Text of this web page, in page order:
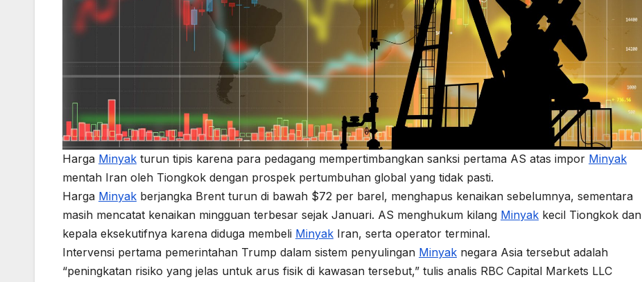
Harga Minyak turun tipis karena para pedagang mempertimbangkan sanksi pertama AS atas impor Minyak
mentah Iran oleh Tiongkok dengan prospek pertumbuhan global yang tidak pasti.
Harga Minyak berjangka Brent turun di bawah $72 per barel, menghapus kenaikan sebelumnya, sementara
masih mencatat kenaikan mingguan terbesar sejak Januari. AS menghukum kilang Minyak kecil Tiongkok dan
kepala eksekutifnya karena diduga membeli Minyak Iran, serta operator terminal.
Intervensi pertama pemerintahan Trump dalam sistem penyulingan Minyak negara Asia tersebut adalah
“peningkatan risiko yang jelas untuk arus fisik di kawasan tersebut,” tulis analis RBC Capital Markets LLC